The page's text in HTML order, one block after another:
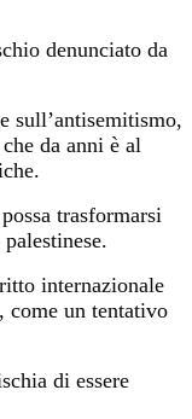
denunciato da
sull’antisemitismo,
da anni è al
trasformarsi
internazionale
come un tentativo
di essere